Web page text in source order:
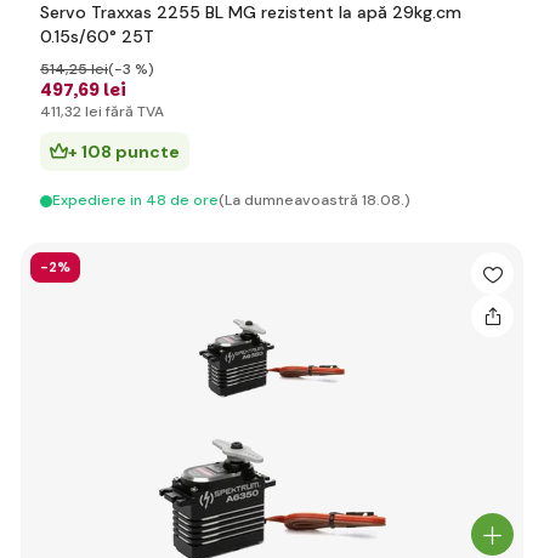
Servo Traxxas 2255 BL MG rezistent la apă 29kg.cm
0.15s/60° 25T
497,69 lei
514,25 lei(-3 %)
411,32 lei fără TVA
+ 108 puncte
Expediere in 48 de ore(La dumneavoastră 18.08.)
-2%